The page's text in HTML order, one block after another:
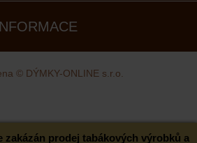
© DÝMKY-ONLINE s.r.o.
zakázán prodej tabákových výrobků a